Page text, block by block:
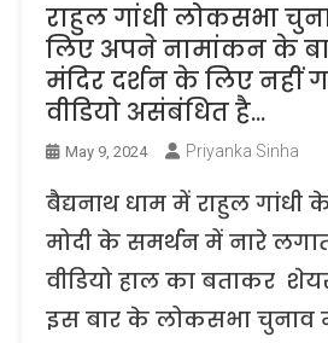
राहुल गांधी लोकसभा
लिए अपने नामांकन के
मंदिर दर्शन के लिए नहीं
वीडियो असंबंधित है…
May 9, 2024 Priyanka Sinha
बैद्यनाथ धाम में राहुल
मोदी के समर्थन में नारे
वीडियो हाल का बताकर
इस बार के लोकसभा चुनाव